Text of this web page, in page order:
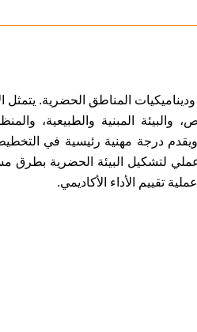
المناطق الحضرية. يتمثل
والبيئة المبنية والطبيعية،
درجة مهنية رئيسية في
لتشكيل البيئة الحضرية بطرق
تقييم الأداء الأكاديمي.